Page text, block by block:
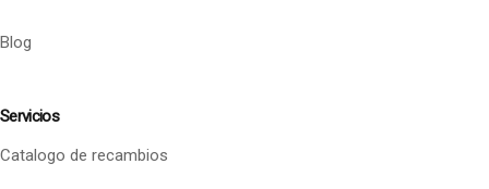
Blog
Servicios
Catalogo de recambios